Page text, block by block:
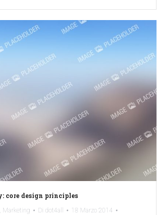
core design principles
, Marketing Di dot4all
18 Marzo 2014